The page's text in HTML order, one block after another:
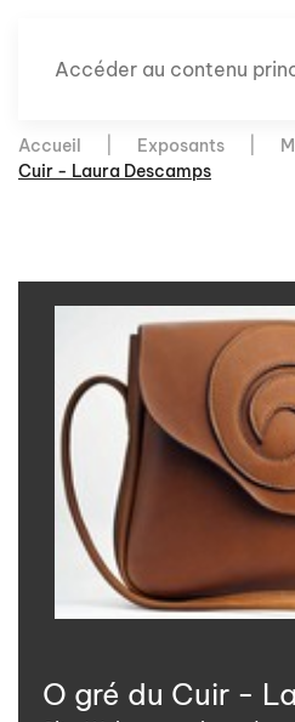
Accéder au contenu
Accueil Exposants
Cuir - Laura Descamps
O gré du Cuir -